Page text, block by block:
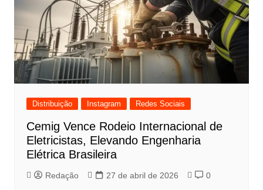
Distribuição Instagram Redes Sociais
Cemig Vence Rodeio Internacional de
Eletricistas, Elevando Engenharia
Elétrica Brasileira
Redação 27 de abril de 2026 0